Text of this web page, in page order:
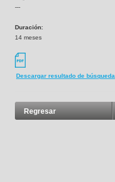
---
Duración:
14 meses
Descargar resultado de búsqueda
Regresar